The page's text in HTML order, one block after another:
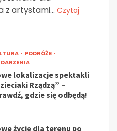
z artystami... Czytaj
PODRÓŻE
lokalizacje spektakli
Rządzą” –
gdzie się odbędą!
życie dla terenu po